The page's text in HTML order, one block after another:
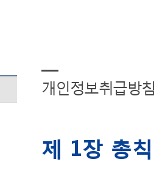
개인정보취급방침
제 1장 총칙